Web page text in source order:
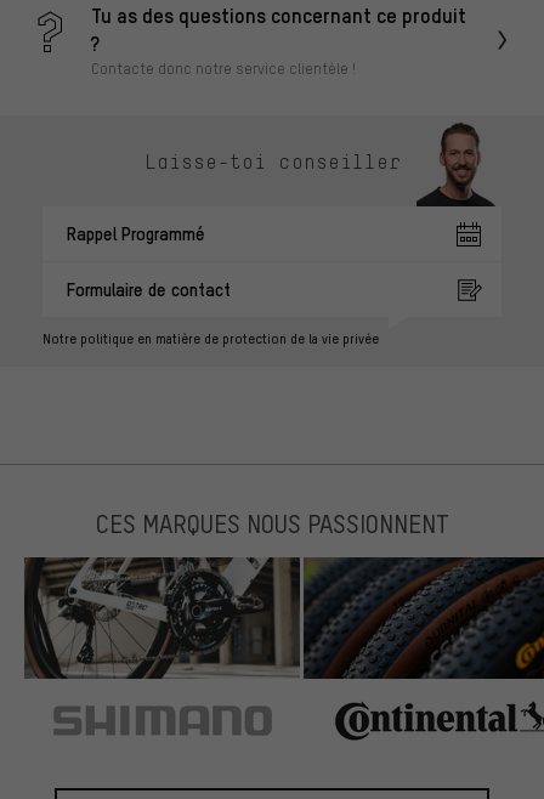
Tu as des questions concernant ce produit
?
Contacte donc notre service clientèle !
Laisse-toi conseiller
Rappel Programmé
Formulaire de contact
Notre politique en matière de protection de la vie privée
CES MARQUES NOUS PASSIONNENT